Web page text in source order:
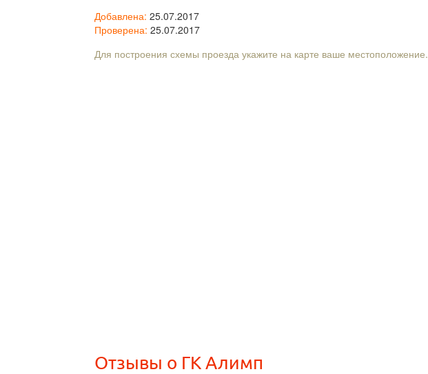
Добавлена: 25.07.2017
Проверена: 25.07.2017
Для построения схемы проезда укажите на карте ваше местоположение.
Отзывы о ГК Алимп